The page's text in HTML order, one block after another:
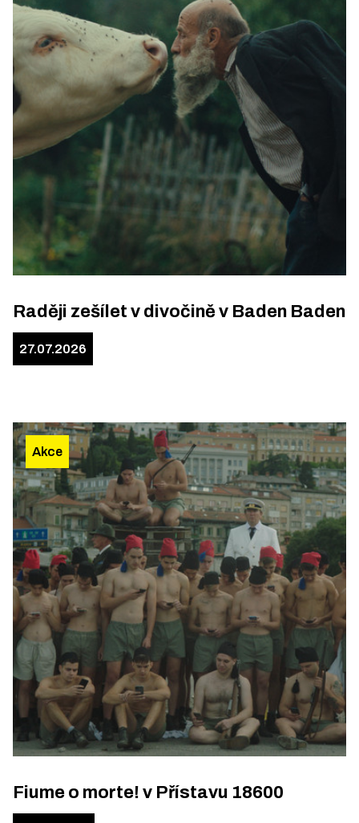
Raději zešílet v divočině v Baden Baden
27.07.2026
Akce
Fiume o morte! v Přístavu 18600